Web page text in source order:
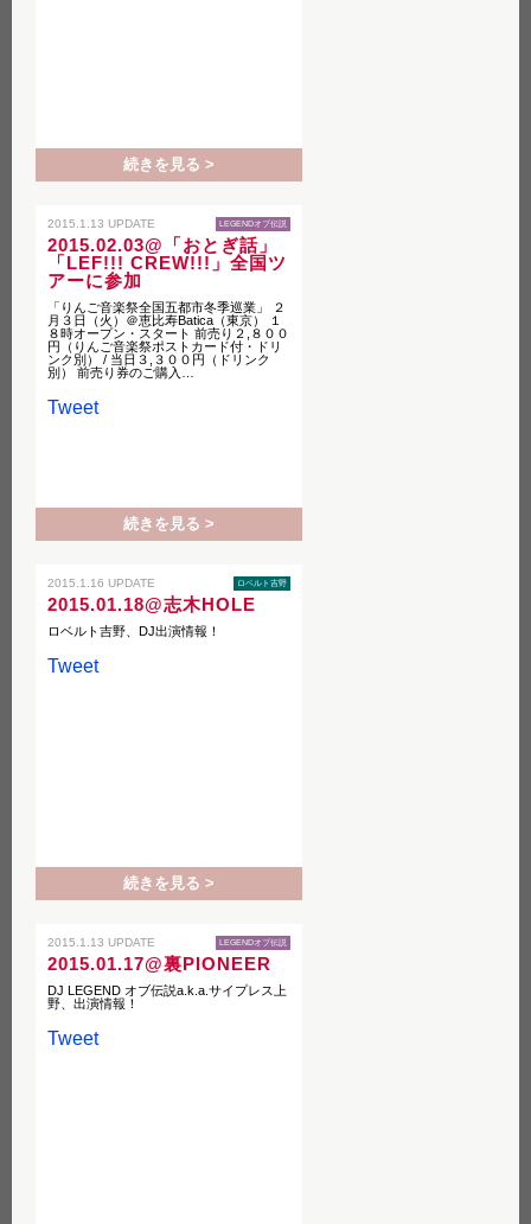
続きを見る >
2015.1.13 UPDATE LEGENDオブ伝説
2015.02.03@「おとぎ話」
「LEF!!! CREW!!!」全国ツ
アーに参加
「りんご音楽祭全国五都市冬季巡業」 ２
月３日（火）＠恵比寿Batica（東京） １
８時オープン・スタート 前売り２,８００
円（りんご音楽祭ポストカード付・ドリ
ンク別） / 当日３,３００円（ドリンク
別） 前売り券のご購入…
Tweet
続きを見る >
2015.1.16 UPDATE ロベルト吉野
2015.01.18@志木HOLE
ロベルト吉野、DJ出演情報！
Tweet
続きを見る >
2015.1.13 UPDATE LEGENDオブ伝説
2015.01.17@裏PIONEER
DJ LEGEND オブ伝説a.k.a.サイプレス上
野、出演情報！
Tweet